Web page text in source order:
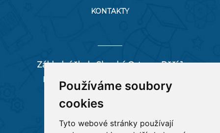
Používáme soubory
cookies
Tyto webové stránky používají
KONTAKTY
Základní škola Slezská Ostrava, Pěší 1
Pěší 66/1, 712 00 Ostrava-Muglinov
tel:596 244 880